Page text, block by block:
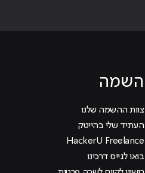
השמה
צוות ההשמה שלנו
העתיד שלי בהייטק
HackerU Freelance
בואו לגייס דרכינו